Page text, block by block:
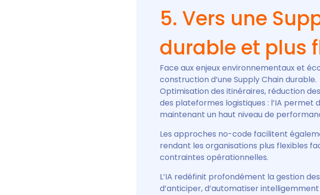
5. Vers une
durable et plus
Face aux enjeux environnementaux et
construction d’une Supply Chain durable.
Optimisation des itinéraires, réduction
des plateformes logistiques : l’IA
maintenant un haut niveau de
Les approches no-code facilitent
rendant les organisations plus flexibles
contraintes opérationnelles.
L’IA redéfinit profondément la gestion
d’anticiper, d’automatiser